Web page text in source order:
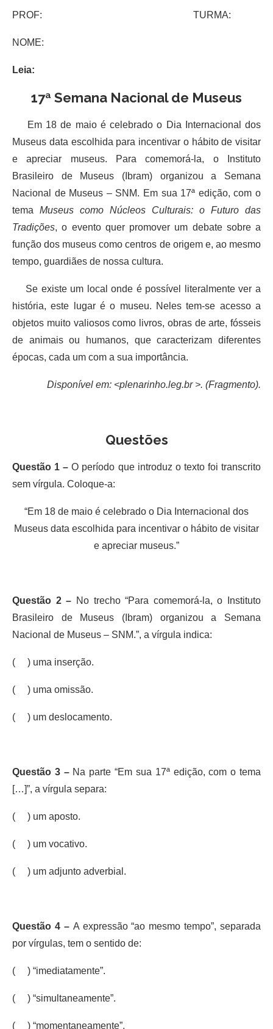
PROF: TURMA:
NOME:
Leia:
17ª Semana Nacional de Museus
Em 18 de maio é celebrado o Dia Internacional dos
Museus data escolhida para incentivar o hábito de visitar
e apreciar museus. Para comemorá-la, o Instituto
Brasileiro de Museus (Ibram) organizou a Semana
Nacional de Museus – SNM. Em sua 17ª edição, com o
tema Museus como Núcleos Culturais: o Futuro das
Tradições, o evento quer promover um debate sobre a
função dos museus como centros de origem e, ao mesmo
tempo, guardiães de nossa cultura.
Se existe um local onde é possível literalmente ver a
história, este lugar é o museu. Neles tem-se acesso a
objetos muito valiosos como livros, obras de arte, fósseis
de animais ou humanos, que caracterizam diferentes
épocas, cada um com a sua importância.
Disponível em: <plenarinho.leg.br >. (Fragmento).
Questões
Questão 1 – O período que introduz o texto foi transcrito
sem vírgula. Coloque-a:
“Em 18 de maio é celebrado o Dia Internacional dos
Museus data escolhida para incentivar o hábito de visitar
e apreciar museus.”
Questão 2 – No trecho “Para comemorá-la, o Instituto
Brasileiro de Museus (Ibram) organizou a Semana
Nacional de Museus – SNM.”, a vírgula indica:
( ) uma inserção.
( ) uma omissão.
( ) um deslocamento.
Questão 3 –Na parte “Em sua 17ª edição, com o tema
[…]”, a vírgula separa:
( ) um aposto.
( ) um vocativo.
( ) um adjunto adverbial.
Questão 4 – A expressão “ao mesmo tempo”, separada
por vírgulas, tem o sentido de:
( ) “imediatamente”.
( ) “simultaneamente”.
( ) “momentaneamente”.